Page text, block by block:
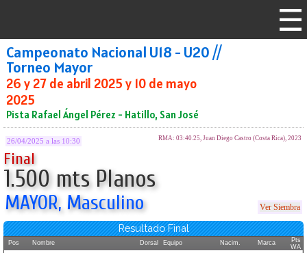
Campeonato Nacional U18 - U20 //
Torneo Mayor
26 y 27 de abril 2025 y 10 de mayo
2025
Pista Rafael Ángel Pérez - Hatillo, San José
26/04/2025 a las 10:30 RMA: 03:40.25, Juan Diego Castro (Costa Rica), 2023
Final
1.500 mts Planos
MAYOR, Masculino Ver Siembra
Resultado Final
Pos Nombre Dorsal Equipo Nacim. Marca
Pts
WA